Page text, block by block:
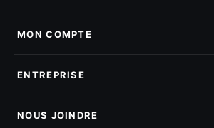
Nos marques
Pads de polissage
Pièces détachées
MON COMPTE
Mes tickets SAV
Mon parrainage
Programme fidelite
ENTREPRISE
Compte pro
NOUS JOINDRE